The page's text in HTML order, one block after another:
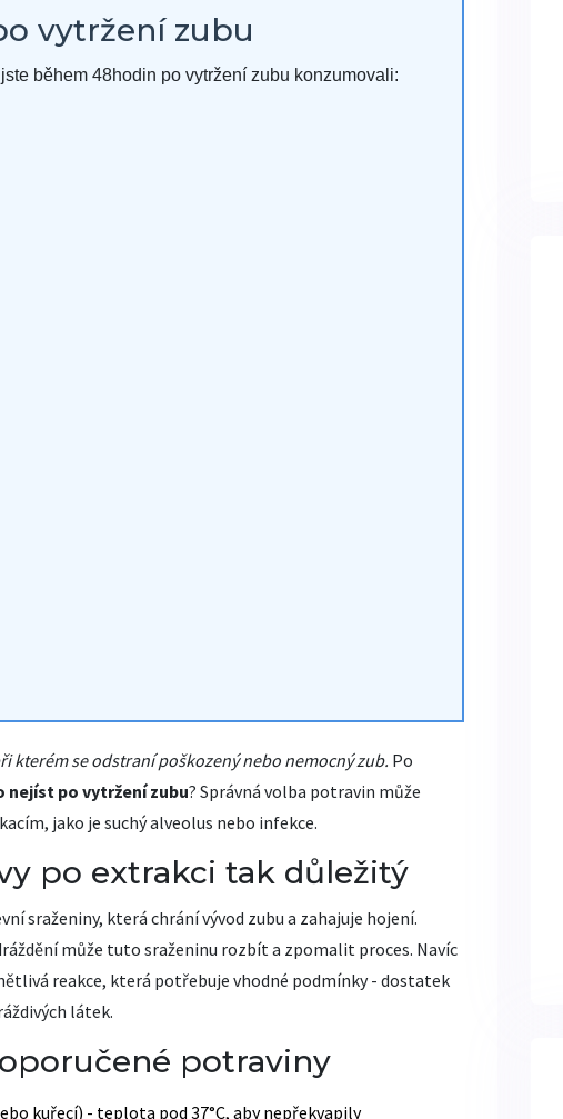
vytržení zubu
během 48hodin po vytržení zubu konzumovali:
kterém se odstraní poškozený nebo nemocný zub. Po
nejíst po vytržení zubu? Správná volba potravin může
jako je suchý alveolus nebo infekce.
po extrakci tak důležitý
sraženiny, která chrání vývod zubu a zahajuje hojení.
může tuto sraženinu rozbít a zpomalit proces. Navíc
reakce, která potřebuje vhodné podmínky - dostatek
látek.
potraviny
kuřecí) - teplota pod 37°C, aby nepřekvapily